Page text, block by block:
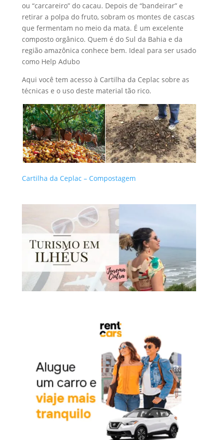
ou “carcareiro” do cacau. Depois de “bandeirar” e
retirar a polpa do fruto, sobram os montes de cascas
que fermentam no meio da mata. É um excelente
composto orgânico. Quem é do Sul da Bahia e da
região amazônica conhece bem. Ideal para ser usado
como Help Adubo
Aqui você tem acesso à Cartilha da Ceplac sobre as
técnicas e o uso deste material tão rico.
Cartilha da Ceplac – Compostagem